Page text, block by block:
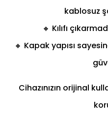
kablosuz
🔸 Kılıfı
🔸 Kapak yapısı
Cihazınızın orijinal